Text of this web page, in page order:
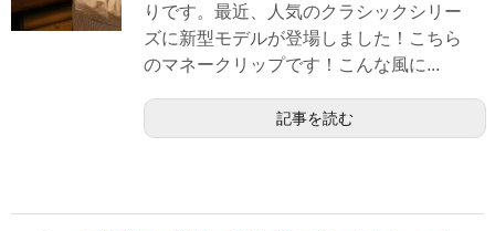
りです。最近、人気のクラシックシリー
ズに新型モデルが登場しました！こちら
のマネークリップです！こんな風に...
記事を読む